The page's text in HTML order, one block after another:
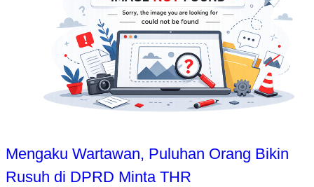
Mengaku Wartawan, Puluhan Orang Bikin
Rusuh di DPRD Minta THR